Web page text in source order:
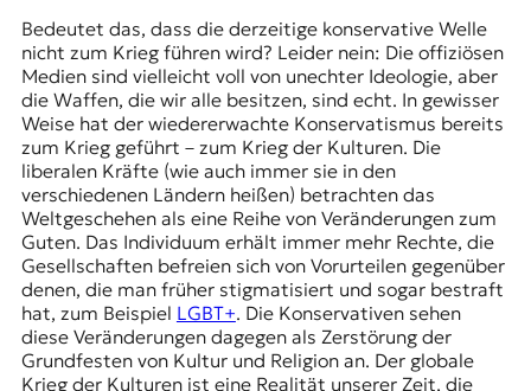
Bedeutet das, dass die derzeitige konservative Welle
nicht zum Krieg führen wird? Leider nein: Die offiziösen
Medien sind vielleicht voll von unechter Ideologie, aber
die Waffen, die wir alle besitzen, sind echt. In gewisser
Weise hat der wiedererwachte Konservatismus bereits
zum Krieg geführt – zum Krieg der Kulturen. Die
liberalen Kräfte (wie auch immer sie in den
verschiedenen Ländern heißen) betrachten das
Weltgeschehen als eine Reihe von Veränderungen zum
Guten. Das Individuum erhält immer mehr Rechte, die
Gesellschaften befreien sich von Vorurteilen gegenüber
denen, die man früher stigmatisiert und sogar bestraft
hat, zum Beispiel LGBT+. Die Konservativen sehen
diese Veränderungen dagegen als Zerstörung der
Grundfesten von Kultur und Religion an. Der globale
Krieg der Kulturen ist eine Realität unserer Zeit, die